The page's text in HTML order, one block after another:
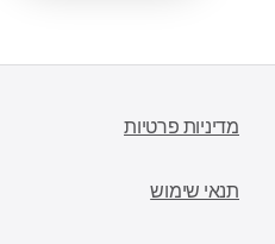
מדיניות פרטיות
תנאי שימוש